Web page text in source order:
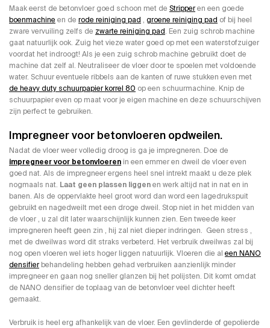
Maak eerst de betonvloer goed schoon met de Stripperen een goede
boenmachine en de rode reiniging pad , groene reiniging pad of bij heel
zware vervuiling zelfs de zwarte reiniging pad. Een zuig schrob machine
gaat natuurlijk ook. Zuig het vieze water goed op met een waterstofzuiger
voordat het indroogt! Als je een zuig schrob machine gebruikt doet de
machine dat zelf al. Neutraliseer de vloer door te spoelen met voldoende
water. Schuur eventuele ribbels aan de kanten of ruwe stukken even met
de heavy duty schuurpapier korrel 80 op een schuurmachine. Knip de
schuurpapier even op maat voor je eigen machine en deze schuurschijven
zijn perfect te gebruiken.
Impregneer voor betonvloeren opdweilen.
Nadat de vloer weer volledig droog is ga je impregneren. Doe de
impregneer voor betonvloeren in een emmer en dweil de vloer even
goed nat. Als de impregneer ergens heel snel intrekt maakt u deze plek
nogmaals nat. Laat geen plassen liggenen werk altijd nat in nat en in
banen. Als de oppervlakte heel groot word dan word een lagedrukspuit
gebruikt en nagedweilt met een droge dweil. Stop niet in het midden van
de vloer , u zal dit later waarschijnlijk kunnen zien. Een tweede keer
impregneren heeft geen zin , hij zal niet dieper indringen. Geen stress ,
met de dweilwas word dit straks verbeterd. Het verbruik dweilwas zal bij
nog open vloeren wel iets hoger liggen natuurlijk. Vloeren die al een NANO
densifierbehandeling hebben gehad verbruiken aanzienlijk minder
impregneer en gaan nog sneller glanzen bij het polijsten. Dit komt omdat
de NANO densifier de toplaag van de betonvloer veel dichter heeft
gemaakt.
Verbruik is heel erg afhankelijk van de vloer. Een gevlinderde of gepolierde